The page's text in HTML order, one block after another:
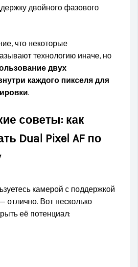
двойного фазового
что некоторые
технологию иначе, но
двух
каждого пикселя для
.
советы: как
Dual Pixel AF по
камерой с поддержкой
отлично. Вот несколько
её потенциал: